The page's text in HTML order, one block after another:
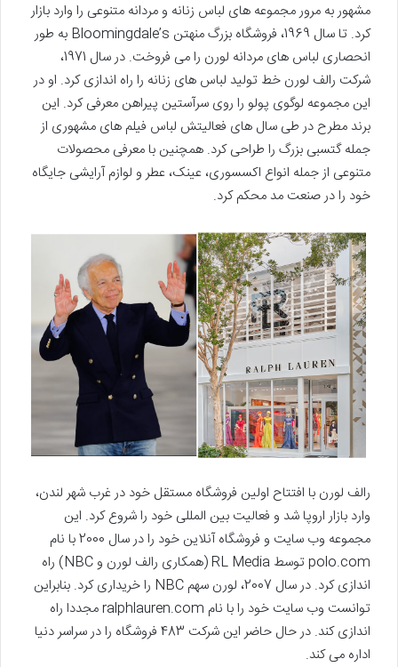
مشهور به مرور مجموعه های لباس زنانه و مردانه متنوعی را وارد بازار
کرد. تا سال 1969، فروشگاه بزرگ منهتن Bloomingdale’s به طور
انحصاری لباس های مردانه لورن را می فروخت. در سال 1971،
شرکت رالف لورن خط تولید لباس های زنانه را راه ‌اندازی کرد. او در
این مجموعه لوگوی پولو را روی سرآستین پیراهن معرفی کرد. این
برند مطرح در طی سال های فعالیتش لباس فیلم های مشهوری از
جمله گتسبی بزرگ را طراحی کرد. همچنین با معرفی محصولات
متنوعی از جمله انواع اکسسوری، عینک، عطر و لوازم آرایشی جایگاه
خود را در صنعت مد محکم کرد.
رالف لورن با افتتاح اولین فروشگاه مستقل خود در غرب شهر لندن،
وارد بازار اروپا شد و فعالیت بین المللی خود را شروع کرد. این
مجموعه وب سایت و فروشگاه آنلاین خود را در سال 2000 با نام
polo.com توسط RL Media (همکاری رالف لورن و NBC) راه
اندازی کرد. در سال 2007، لورن سهم NBC را خریداری کرد. بنابراین
توانست وب سایت خود را با نام ralphlauren.com مجددا راه
اندازی کند. در حال حاضر این شرکت 483 فروشگاه را در سراسر دنیا
اداره می کند.